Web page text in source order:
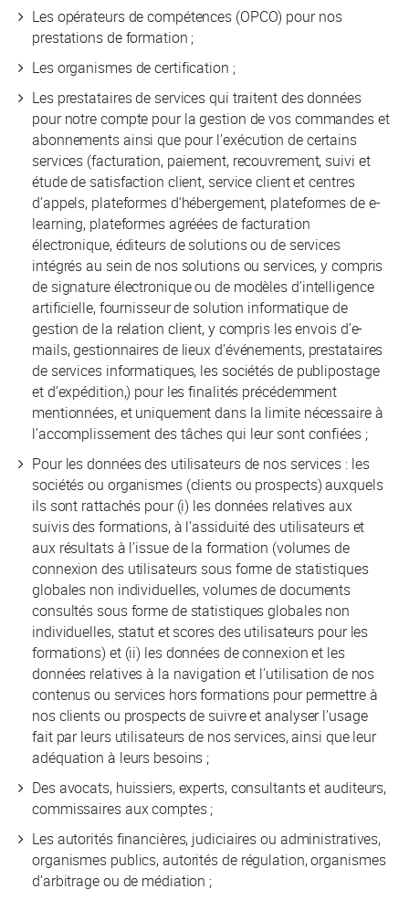
Les opérateurs de compétences (OPCO) pour nos
prestations de formation ;
Les organismes de certification ;
Les prestataires de services qui traitent des données
pour notre compte pour la gestion de vos commandes et
abonnements ainsi que pour l’exécution de certains
services (facturation, paiement, recouvrement, suivi et
étude de satisfaction client, service client et centres
d’appels, plateformes d’hébergement, plateformes de e-
learning, plateformes agréées de facturation
électronique, éditeurs de solutions ou de services
intégrés au sein de nos solutions ou services, y compris
de signature électronique ou de modèles d’intelligence
artificielle, fournisseur de solution informatique de
gestion de la relation client, y compris les envois d’e-
mails, gestionnaires de lieux d’événements, prestataires
de services informatiques, les sociétés de publipostage
et d’expédition,) pour les finalités précédemment
mentionnées, et uniquement dans la limite nécessaire à
l’accomplissement des tâches qui leur sont confiées ;
Pour les données des utilisateurs de nos services : les
sociétés ou organismes (clients ou prospects) auxquels
ils sont rattachés pour (i) les données relatives aux
suivis des formations, à l’assiduité des utilisateurs et
aux résultats à l’issue de la formation (volumes de
connexion des utilisateurs sous forme de statistiques
globales non individuelles, volumes de documents
consultés sous forme de statistiques globales non
individuelles, statut et scores des utilisateurs pour les
formations) et (ii) les données de connexion et les
données relatives à la navigation et l’utilisation de nos
contenus ou services hors formations pour permettre à
nos clients ou prospects de suivre et analyser l’usage
fait par leurs utilisateurs de nos services, ainsi que leur
adéquation à leurs besoins ;
Des avocats, huissiers, experts, consultants et auditeurs,
commissaires aux comptes ;
Les autorités financières, judiciaires ou administratives,
organismes publics, autorités de régulation, organismes
d’arbitrage ou de médiation ;